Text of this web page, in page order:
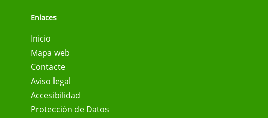
Enlaces
Inicio
Mapa web
Contacte
Aviso legal
Accesibilidad
Protección de Datos